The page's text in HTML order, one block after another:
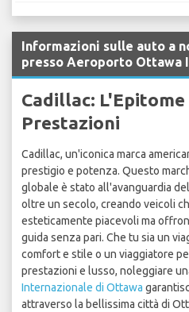
Informazioni sulle auto a
presso Aeroporto Ottawa
Cadillac:
Prestazioni
Cadillac, un'iconica marca
prestigio e potenza. Questo
globale è stato all'avanguardia
oltre un secolo, creando veicoli
esteticamente piacevoli ma
guida senza pari. Che tu sia un
comfort e stile o un viaggiatore
prestazioni e lusso, noleggiare
Internazionale di Ottawa
attraverso la bellissima città di